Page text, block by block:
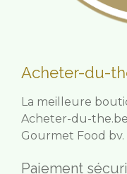
Acheter-du-
La meilleure
Acheter-du-
Gourmet Food bv.
Paiement